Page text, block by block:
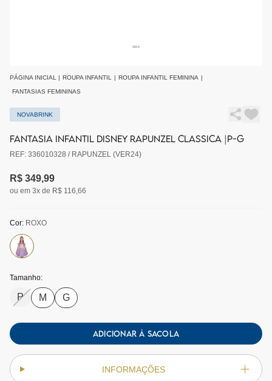
PÁGINA INICIAL | ROUPA INFANTIL | ROUPA INFANTIL FEMININA |
FANTASIAS FEMININAS
NOVABRINK
FANTASIA INFANTIL DISNEY RAPUNZEL CLASSICA |P-G
REF: 336010328 / RAPUNZEL (VER24)
R$ 349,99
ou em 3x de R$ 116,66
Cor: ROXO
Tamanho:
P M G
ADICIONAR À SACOLA
INFORMAÇÕES